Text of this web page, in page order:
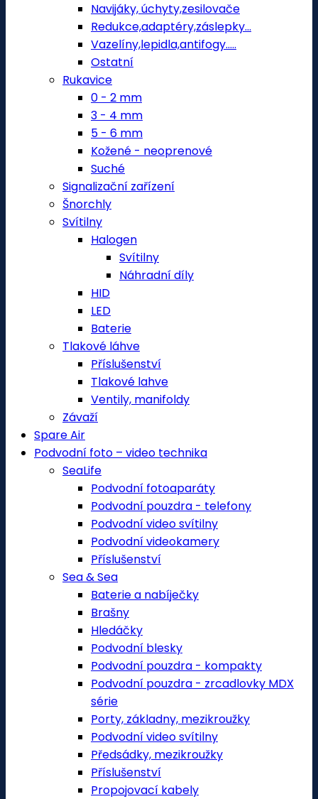
Navijáky, úchyty,zesilovače
Redukce,adaptéry,záslepky...
Vazelíny,lepidla,antifogy.....
Ostatní
Rukavice
0 - 2 mm
3 - 4 mm
5 - 6 mm
Kožené - neoprenové
Suché
Signalizační zařízení
Šnorchly
Svítilny
Halogen
Svítilny
Náhradní díly
HID
LED
Baterie
Tlakové láhve
Příslušenství
Tlakové lahve
Ventily, manifoldy
Závaží
Spare Air
Podvodní foto – video technika
SeaLife
Podvodní fotoaparáty
Podvodní pouzdra - telefony
Podvodní video svítilny
Podvodní videokamery
Příslušenství
Sea & Sea
Baterie a nabíječky
Brašny
Hledáčky
Podvodní blesky
Podvodní pouzdra - kompakty
Podvodní pouzdra - zrcadlovky MDX
série
Porty, základny, mezikroužky
Podvodní video svítilny
Předsádky, mezikroužky
Příslušenství
Propojovací kabely